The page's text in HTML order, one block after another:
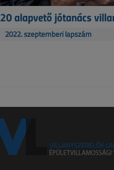
20 alapvető jótanács
2022. szeptemberi lapszám